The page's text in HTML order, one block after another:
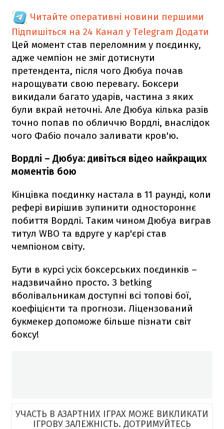
Читайте оперативні новини першими
Підпишіться на 24 Канал у Telegram Додати
Цей момент став переломним у поєдинку,
адже чемпіон не зміг дотиснути
претендента, після чого Дюбуа почав
нарощувати свою перевагу. Боксери
викидали багато ударів, частина з яких
були вкрай неточні. Але Дюбуа кілька разів
точно попав по обличчю Вордлі, внаслідок
чого Фабіо почало заливати кров'ю.
Вордлі – Дюбуа: дивіться відео найкращих
моментів бою
Кінцівка поєдинку настала в 11 раунді, коли
рефері вирішив зупинити одностороннє
побиття Вордлі. Таким чином Дюбуа виграв
титул WBO та вдруге у кар'єрі став
чемпіоном світу.
Бути в курсі усіх боксерських поєдинків –
надзвичайно просто. З betking
вболівальникам доступні всі топові бої,
коефіцієнти та прогнози. Ліцензований
букмекер допоможе більше пізнати світ
боксу!
УЧАСТЬ В АЗАРТНИХ ІГРАХ МОЖЕ ВИКЛИКАТИ
ІГРОВУ ЗАЛЕЖНІСТЬ. ДОТРИМУЙТЕСЬ